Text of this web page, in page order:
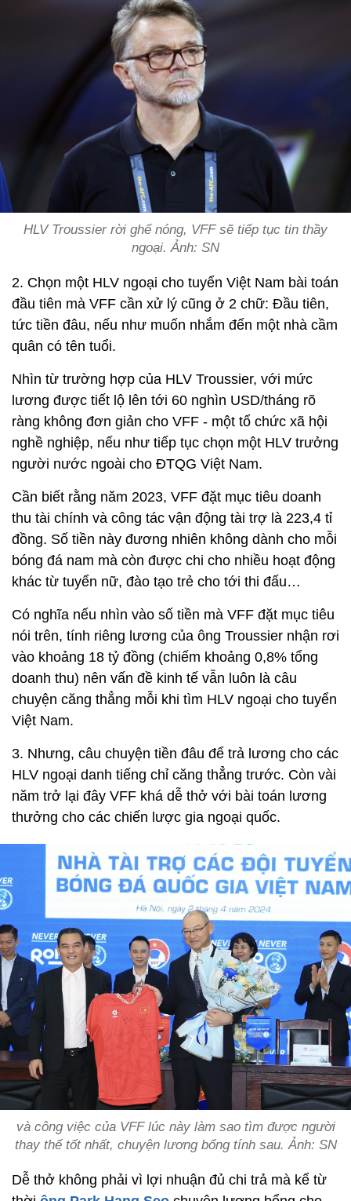
HLV Troussier rời ghế nóng, VFF sẽ tiếp tục tin thầy
ngoại. Ảnh: SN
2. Chọn một HLV ngoại cho tuyển Việt Nam bài toán
đầu tiên mà VFF cần xử lý cũng ở 2 chữ: Đầu tiên,
tức tiền đâu, nếu như muốn nhắm đến một nhà cầm
quân có tên tuổi.
Nhìn từ trường hợp của HLV Troussier, với mức
lương được tiết lộ lên tới 60 nghìn USD/tháng rõ
ràng không đơn giản cho VFF - một tổ chức xã hội
nghề nghiệp, nếu như tiếp tục chọn một HLV trưởng
người nước ngoài cho ĐTQG Việt Nam.
Cần biết rằng năm 2023, VFF đặt mục tiêu doanh
thu tài chính và công tác vận động tài trợ là 223,4 tỉ
đồng. Số tiền này đương nhiên không dành cho mỗi
bóng đá nam mà còn được chi cho nhiều hoạt động
khác từ tuyển nữ, đào tạo trẻ cho tới thi đấu…
Có nghĩa nếu nhìn vào số tiền mà VFF đặt mục tiêu
nói trên, tính riêng lương của ông Troussier nhận rơi
vào khoảng 18 tỷ đồng (chiếm khoảng 0,8% tổng
doanh thu) nên vấn đề kinh tế vẫn luôn là câu
chuyện căng thẳng mỗi khi tìm HLV ngoại cho tuyển
Việt Nam.
3. Nhưng, câu chuyện tiền đâu để trả lương cho các
HLV ngoại danh tiếng chỉ căng thẳng trước. Còn vài
năm trở lại đây VFF khá dễ thở với bài toán lương
thưởng cho các chiến lược gia ngoại quốc.
và công việc của VFF lúc này làm sao tìm được người
thay thế tốt nhất, chuyện lương bổng tính sau. Ảnh: SN
Dễ thở không phải vì lợi nhuận đủ chi trả mà kể từ